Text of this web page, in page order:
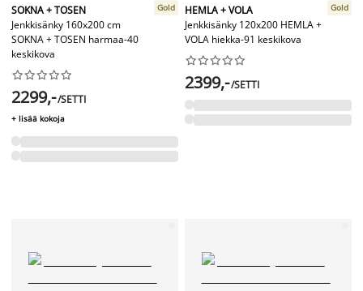
SOKNA + TOSEN
Jenkkisänky 160x200 cm
SOKNA + TOSEN harmaa-40
keskikova
Gold






2299,-/SETTI
+ lisää kokoja
HEMLA + VOLA
Jenkkisänky 120x200 HEMLA +
VOLA hiekka-91 keskikova
Gold






2399,-/SETTI